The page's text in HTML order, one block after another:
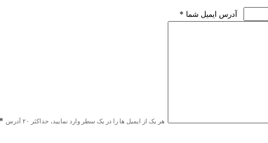
* آدرس ايميل شما
هر یک از ایمیل ها را در یک سطر وارد نمایید، حداکثر ۲۰ آدرس